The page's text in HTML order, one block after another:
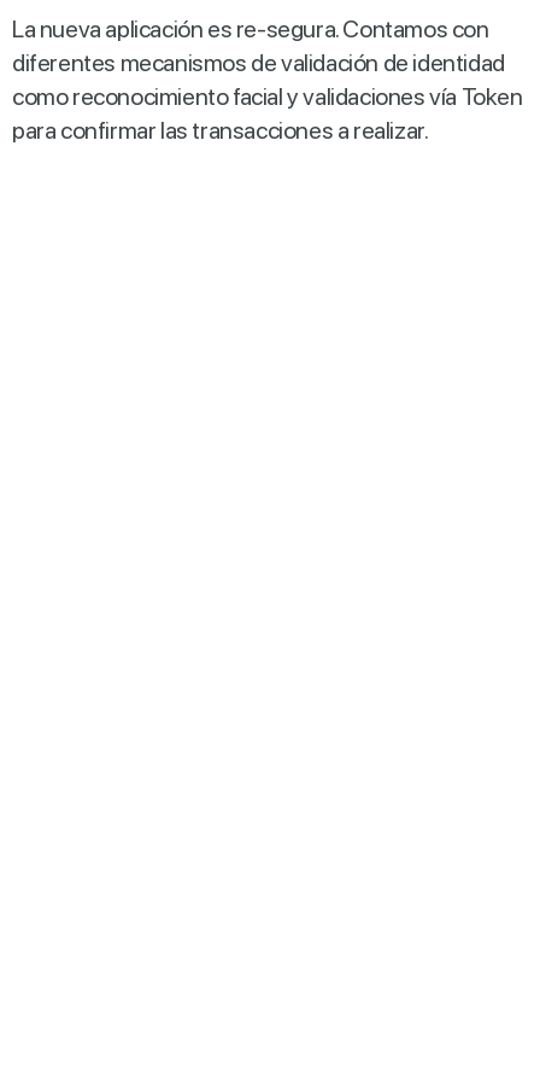
La nueva aplicación es re-segura. Contamos con
diferentes mecanismos de validación de identidad
como reconocimiento facial y validaciones vía Token
para confirmar las transacciones a realizar.